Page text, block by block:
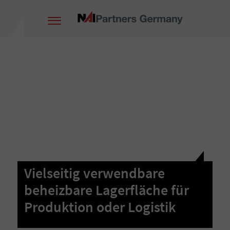
Vielseitig verwendbare
beheizbare Lagerfläche für
Produktion oder Logistik